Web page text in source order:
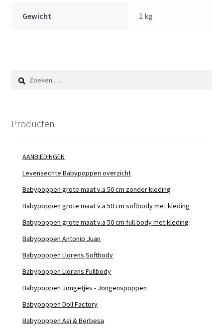
Gewicht 1 kg
Zoeken
naar:
Producten
AANBIEDINGEN
Levensechte Babypoppen overzicht
Babypoppen grote maat v.a 50 cm zonder kleding
Babypoppen grote maat v.a 50 cm softbody met kleding
Babypoppen grote maat v.a 50 cm full body met kleding
Babypoppen Antonio Juan
Babypoppen Llorens Softbody
Babypoppen Llorens Fullbody
Babypoppen Jongetjes - Jongenspoppen
Babypoppen Doll Factory
Babypoppen Asi & Berbesa